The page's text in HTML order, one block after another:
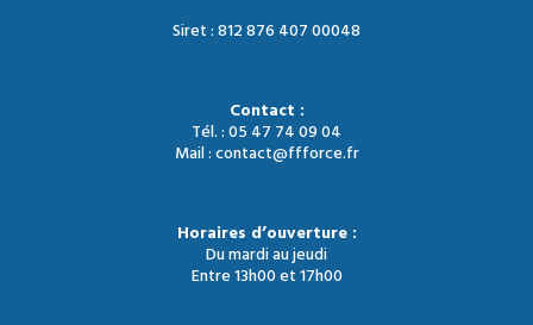
Siret : 812 876 407 00048
Contact :
Tél. : 05 47 74 09 04
Mail : contact@ffforce.fr
Horaires d’ouverture :
Du mardi au jeudi
Entre 13h00 et 17h00